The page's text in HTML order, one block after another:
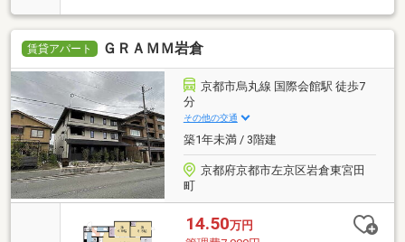
賃貸アパート ＧＲＡＭＭ岩倉
京都市烏丸線 国際会館駅 徒歩7
分
その他の交通
築1年未満 / 3階建
京都府京都市左京区岩倉東宮田
町
14.50万円